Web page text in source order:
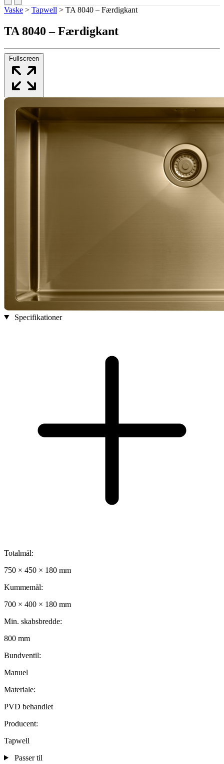
Vaske > Tapwell > TA 8040 – Færdigkant
TA 8040 – Færdigkant
Fullscreen
Specifikationer
Totalmål:
750 × 450 × 180 mm
Kummemål:
700 × 400 × 180 mm
Min. skabsbredde:
800 mm
Bundventil:
Manuel
Materiale:
PVD behandlet
Producent:
Tapwell
Passer til